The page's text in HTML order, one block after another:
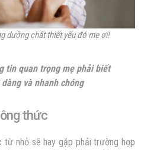
dưỡng chất thiết yếu đó mẹ ơi!
tin quan trọng mẹ phải biết
và nhanh chóng
thức
từ nhỏ sẽ hay gặp phải trường hợp